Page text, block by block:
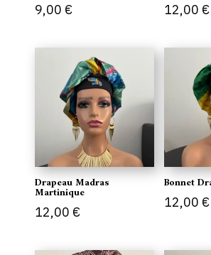
9,00 € 12,00 €
Drapeau Madras
Martinique
12,00 €
Bonnet
12,00 €